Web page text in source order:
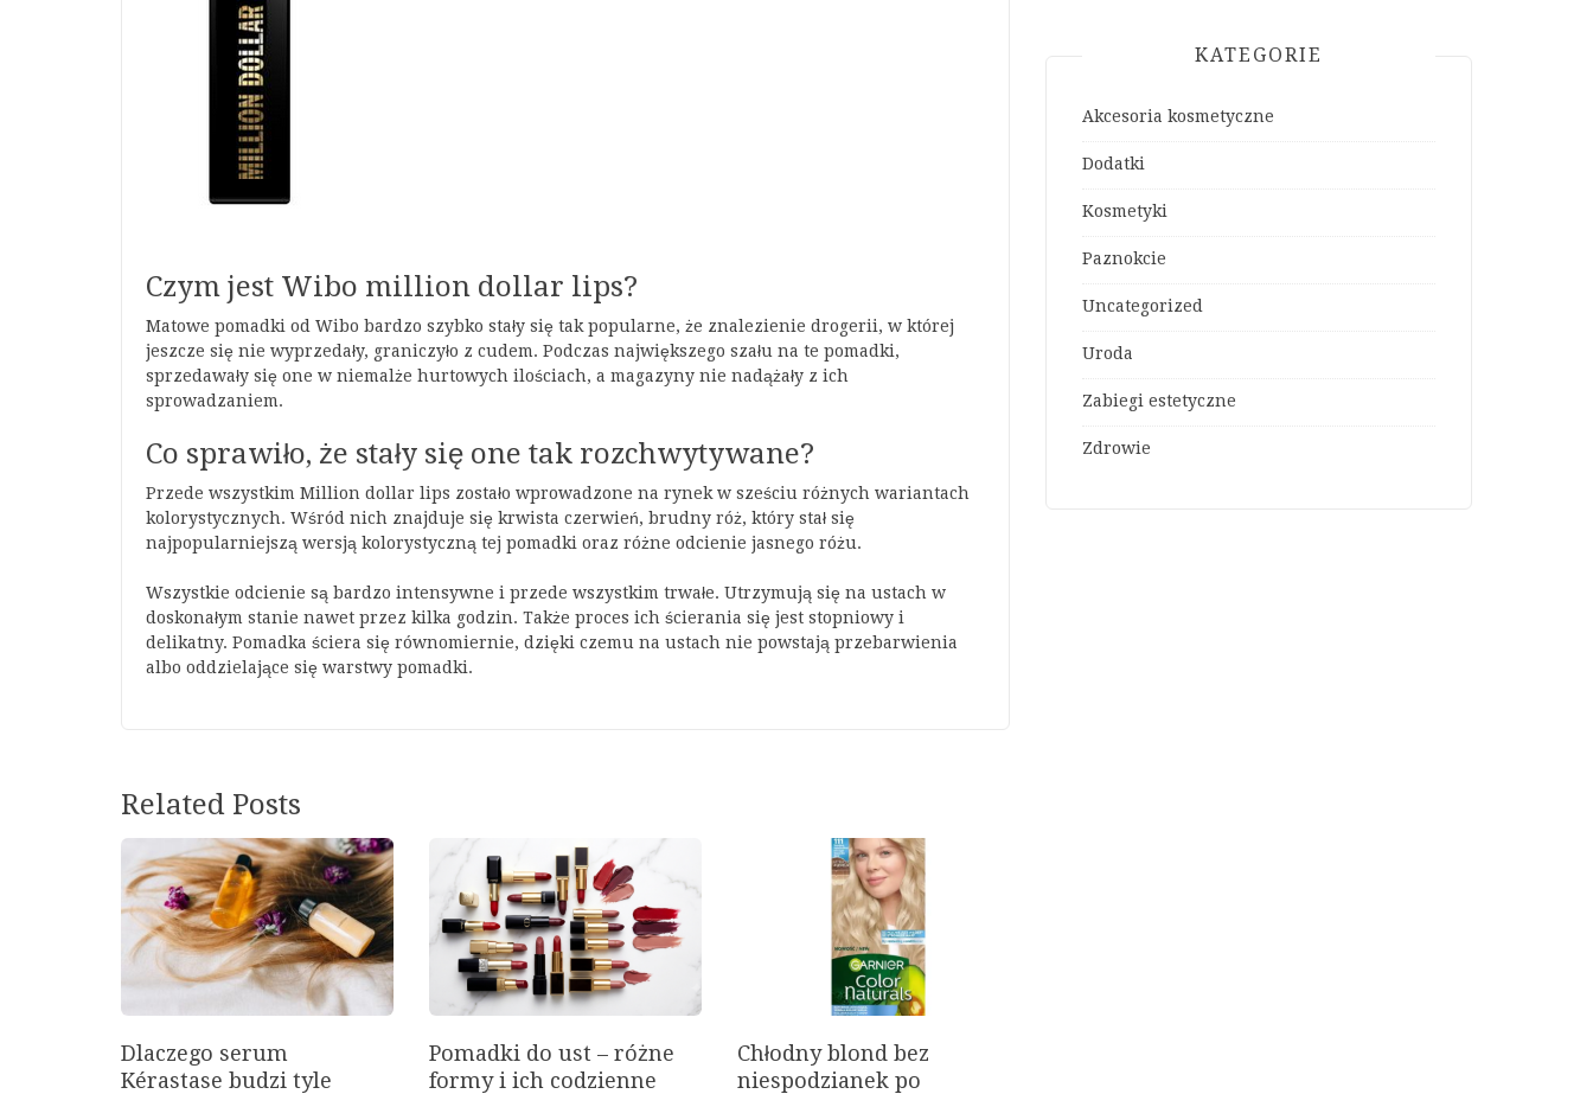
Czym jest Wibo million dollar lips?
Matowe pomadki od Wibo bardzo szybko stały się tak popularne, że znalezienie drogerii, w której
jeszcze się nie wyprzedały, graniczyło z cudem. Podczas największego szału na te pomadki,
sprzedawały się one w niemalże hurtowych ilościach, a magazyny nie nadążały z ich
sprowadzaniem.
Co sprawiło, że stały się one tak rozchwytywane?
Przede wszystkim Million dollar lips zostało wprowadzone na rynek w sześciu różnych wariantach
kolorystycznych. Wśród nich znajduje się krwista czerwień, brudny róż, który stał się
najpopularniejszą wersją kolorystyczną tej pomadki oraz różne odcienie jasnego różu.
Wszystkie odcienie są bardzo intensywne i przede wszystkim trwałe. Utrzymują się na ustach w
doskonałym stanie nawet przez kilka godzin. Także proces ich ścierania się jest stopniowy i
delikatny. Pomadka ściera się równomiernie, dzięki czemu na ustach nie powstają przebarwienia
albo oddzielające się warstwy pomadki.
Related Posts
Dlaczego serum
Kérastase budzi tyle
Pomadki do ust – różne
formy i ich codzienne
Chłodny blond bez
niespodzianek po
KATEGORIE
Akcesoria kosmetyczne
Dodatki
Kosmetyki
Paznokcie
Uncategorized
Uroda
Zabiegi estetyczne
Zdrowie